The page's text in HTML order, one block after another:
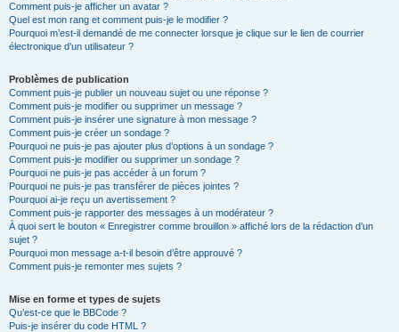
Comment puis-je afficher un avatar ?
Quel est mon rang et comment puis-je le modifier ?
Pourquoi m’est-il demandé de me connecter lorsque je clique sur le lien de courrier
électronique d’un utilisateur ?
Problèmes de publication
Comment puis-je publier un nouveau sujet ou une réponse ?
Comment puis-je modifier ou supprimer un message ?
Comment puis-je insérer une signature à mon message ?
Comment puis-je créer un sondage ?
Pourquoi ne puis-je pas ajouter plus d’options à un sondage ?
Comment puis-je modifier ou supprimer un sondage ?
Pourquoi ne puis-je pas accéder à un forum ?
Pourquoi ne puis-je pas transférer de pièces jointes ?
Pourquoi ai-je reçu un avertissement ?
Comment puis-je rapporter des messages à un modérateur ?
À quoi sert le bouton « Enregistrer comme brouillon » affiché lors de la rédaction d’un
sujet ?
Pourquoi mon message a-t-il besoin d’être approuvé ?
Comment puis-je remonter mes sujets ?
Mise en forme et types de sujets
Qu’est-ce que le BBCode ?
Puis-je insérer du code HTML ?